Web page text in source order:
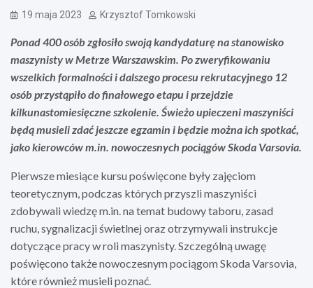
19 maja 2023 Krzysztof Tomkowski
Ponad 400 osób zgłosiło swoją kandydaturę na stanowisko
maszynisty w Metrze Warszawskim. Po zweryfikowaniu
wszelkich formalności i dalszego procesu rekrutacyjnego 12
osób przystąpiło do finałowego etapu i przejdzie
kilkunastomiesięczne szkolenie. Świeżo upieczeni maszyniści
będą musieli zdać jeszcze egzamin i będzie można ich spotkać,
jako kierowców m.in. nowoczesnych pociągów Skoda Varsovia.
Pierwsze miesiące kursu poświęcone były zajęciom
teoretycznym, podczas których przyszli maszyniści
zdobywali wiedzę m.in. na temat budowy taboru, zasad
ruchu, sygnalizacji świetlnej oraz otrzymywali instrukcje
dotyczące pracy w roli maszynisty. Szczególną uwagę
poświęcono także nowoczesnym pociągom Skoda Varsovia,
które również musieli poznać.